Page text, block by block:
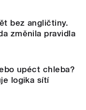
bez angličtiny.
změnila pravidla
upéct chleba?
logika sítí